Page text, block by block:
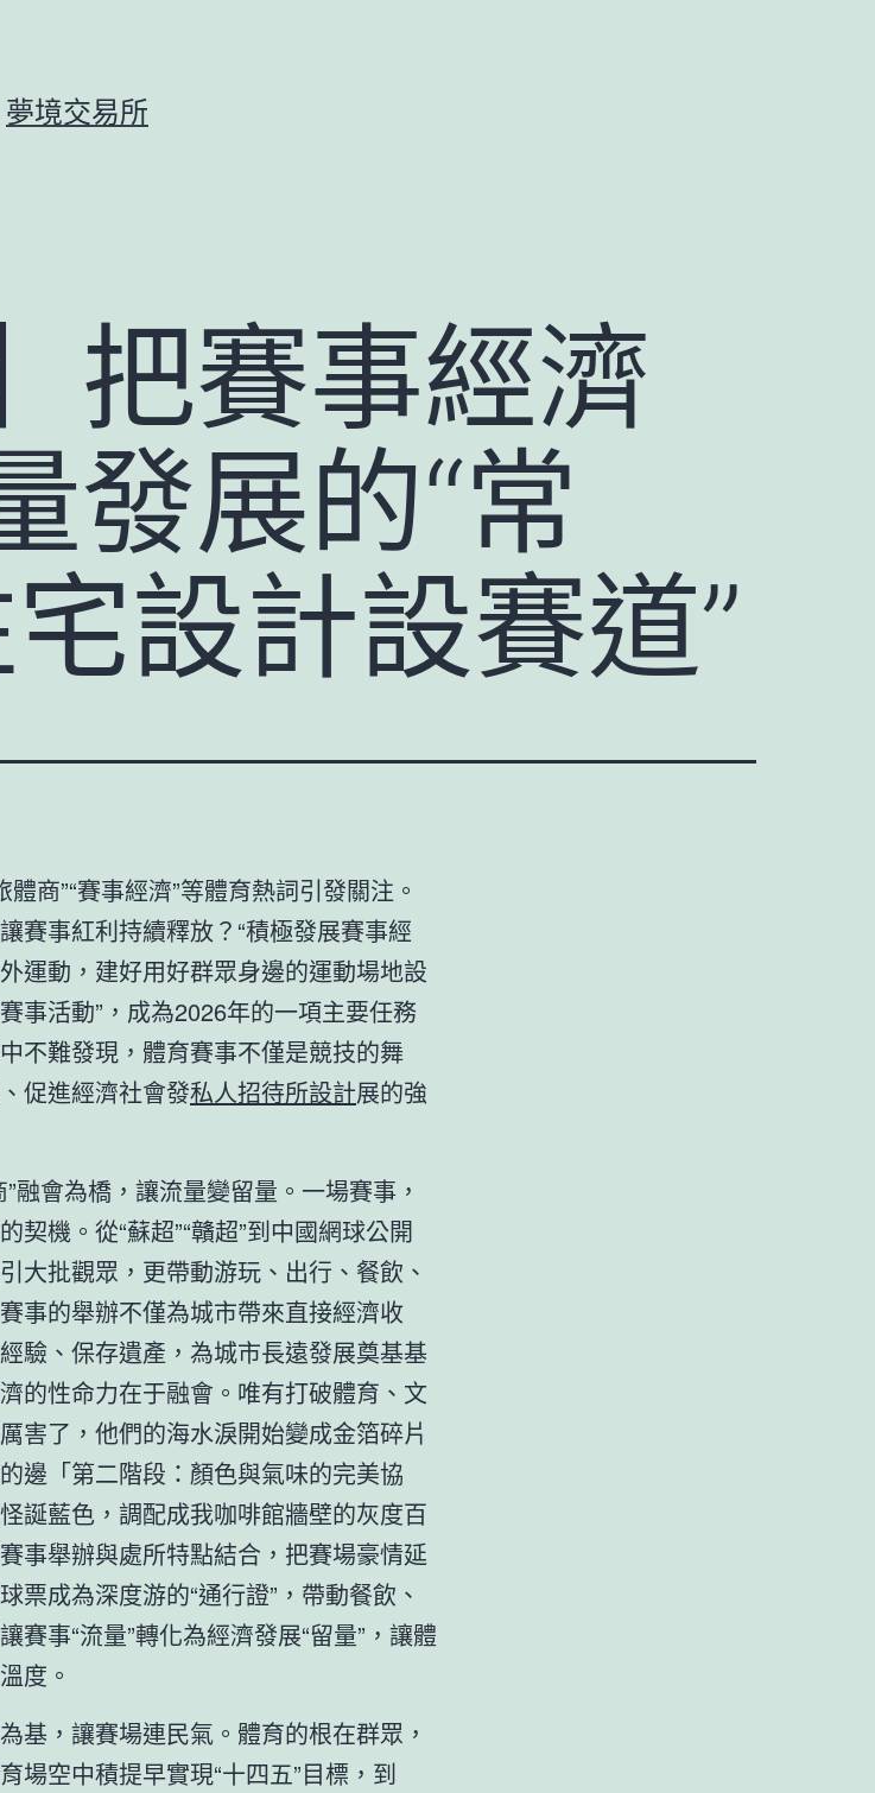
夢境交易所
把賽事經濟
發展的“常
設計設賽道”
商”“賽事經濟”等體育熱詞引發關注。
賽事紅利持續釋放？“積極發展賽事經
運動，建好用好群眾身邊的運動場地設
事活動”，成為2026年的一項主要任務
不難發現，體育賽事不僅是競技的舞
促進經濟社會發私人招待所設計展的強
融會為橋，讓流量變留量。一場賽事，
契機。從“蘇超”“贛超”到中國網球公開
大批觀眾，更帶動游玩、出行、餐飲、
事的舉辦不僅為城市帶來直接經濟收
驗、保存遺產，為城市長遠發展奠基基
的性命力在于融會。唯有打破體育、文
害了，他們的海水淚開始變成金箔碎片
邊「第二階段：顏色與氣味的完美協
誕藍色，調配成我咖啡館牆壁的灰度百
事舉辦與處所特點結合，把賽場豪情延
票成為深度游的“通行證”，帶動餐飲、
賽事“流量”轉化為經濟發展“留量”，讓體
度。
基，讓賽場連民氣。體育的根在群眾，
場空中積提早實現“十四五”目標，到